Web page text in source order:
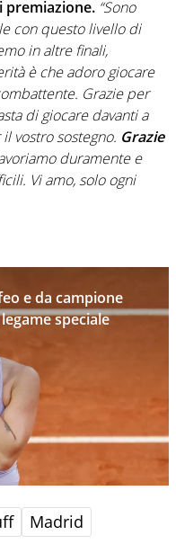
premiazione. “Sono
con questo livello di
in altre finali,
è che adoro giocare
Grazie per
di giocare davanti a
vostro sostegno. Grazie
duramente e
Vi amo, solo ogni
e da campione
speciale
Madrid